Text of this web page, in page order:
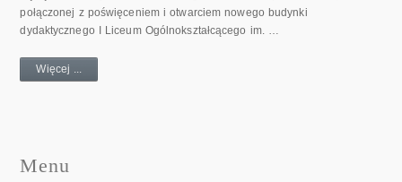
połączonej z poświęceniem i otwarciem nowego budynki
dydaktycznego I Liceum Ogólnokształcącego im. …
Więcej ...
Menu